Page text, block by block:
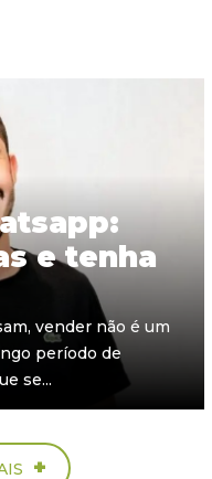
e tenha
vender não é um
período de
se...
+